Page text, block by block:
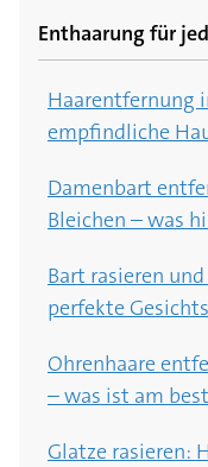
Enthaarung für
Haarentfernung
empfindliche
Damenbart
Bleichen – was
Bart rasieren
perfekte
Ohrenhaare
– was ist am
Glatze rasieren: